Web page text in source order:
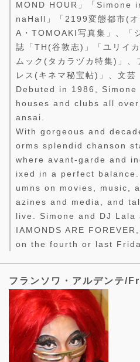
MOND HOUR」「Simone
naHall」「2199変態都市(
A・TOMOAKI写真集」、「
誌「TH(谷敦志)」「ユリイ
ムック(タカラヅカ特集)」、
レス(キネマ秘宝帖)」、文芸
Debuted in 1986,
houses and clubs all
ansai.
With gorgeous and
orms splendid chanson
where avant-garde and
ixed in a perfect
umns on movies, music,
azines and media, and
live. Simone and DJ
IAMONDS ARE
on the fourth or last
フランソワ・アルデンテ